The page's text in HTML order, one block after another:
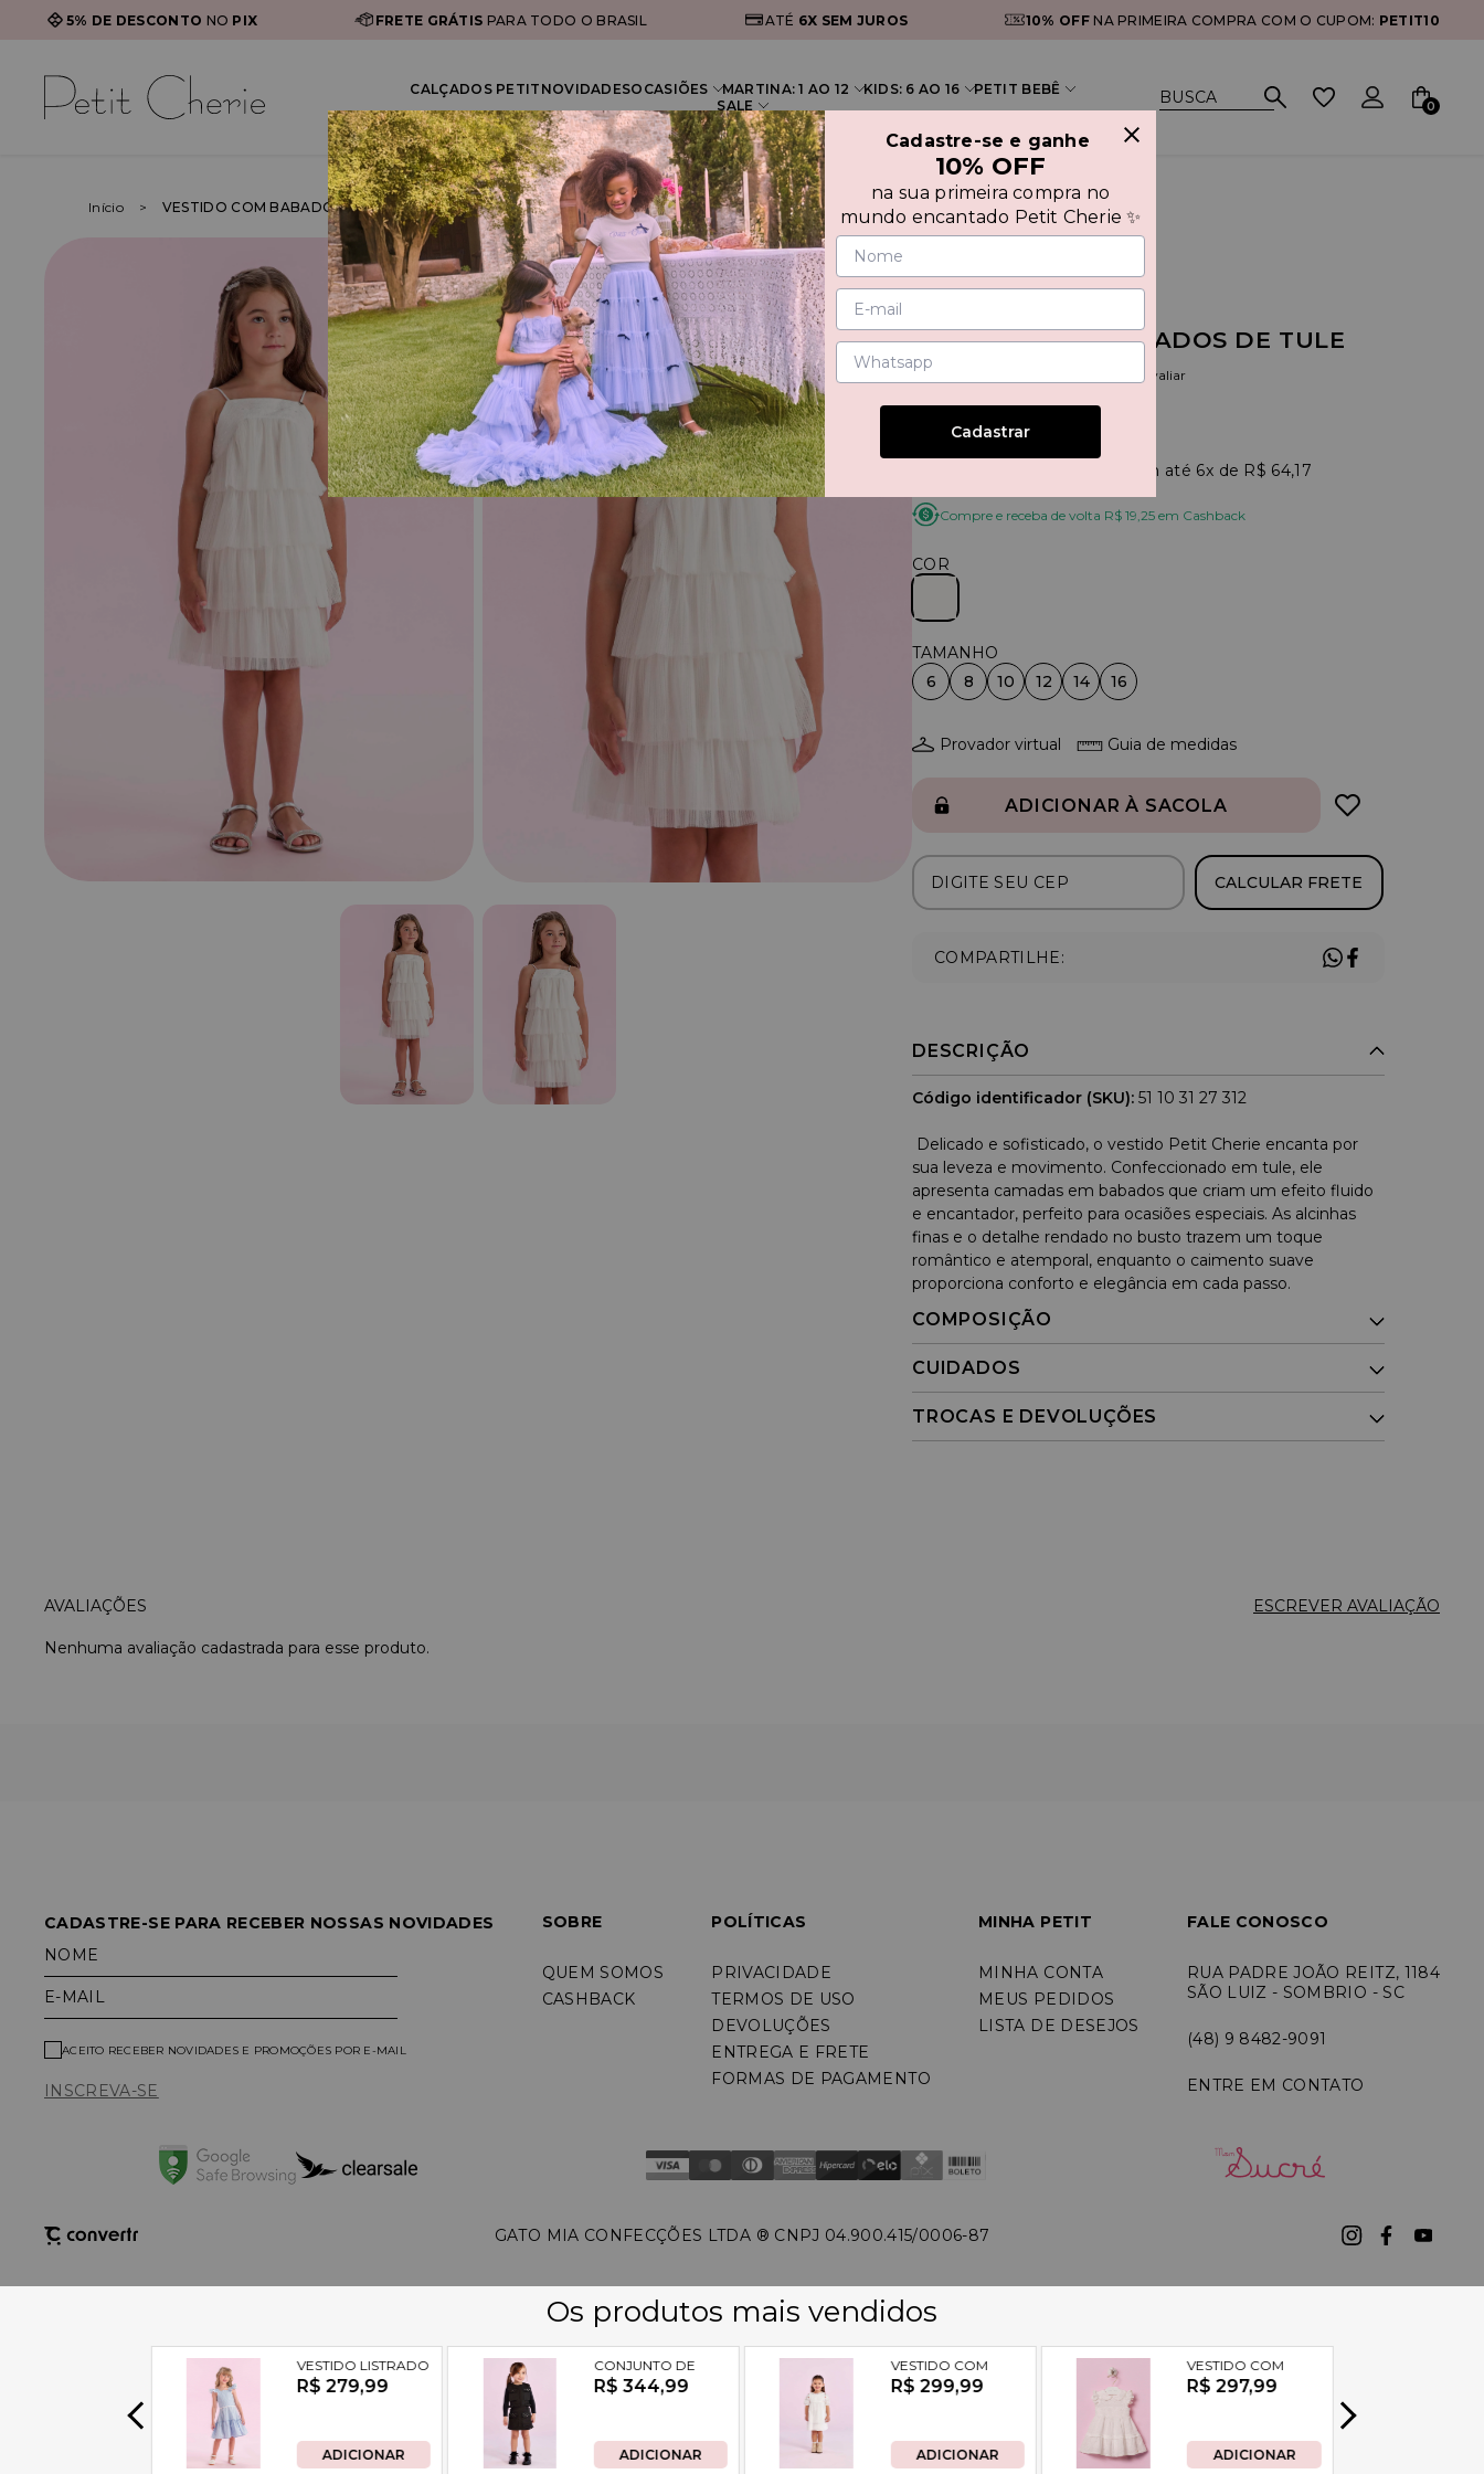
5% DE DESCONTO NO PIX FRETE GRÁTIS PARA TODO O BRASIL ATÉ 6X SEM JUROS 10% OFFNA PRIMEIRA COMPRA COM O CUPOM: PETIT10
CALÇADOS PETIT NOVIDADESOCASIÕES MARTINA: 1 AO 12 KIDS: 6 AO 16
PETIT BEBÊ
SALE
0
Início VESTIDO COM BABADOS DE TULE
VESTIDO COM BABADOS DE TULE
Seja o primeiro a avaliar
R$ 384,99 6x R$ 64,17
Compre e receba de volta R$ 19,25 em Cashback
COR
6 8 10 12 14 16
Provador virtual Guia de medidas
ADICIONAR À SACOLA
CALCULAR FRETE
COMPARTILHE:
DESCRIÇÃO
Código identificador (SKU): 51 10 31 27 312
Delicado e sofisticado, o vestido Petit Cherie encanta por
sua leveza e movimento. Confeccionado em tule, ele
apresenta camadas em babados que criam um efeito fluido
e encantador, perfeito para ocasiões especiais. As alcinhas
finas e o detalhe rendado no busto trazem um toque
romântico e atemporal, enquanto o caimento suave
proporciona conforto e elegância em cada passo.
COMPOSIÇÃO
CUIDADOS
TROCAS E DEVOLUÇÕES
ESCREVER AVALIAÇÃO
Nenhuma avaliação cadastrada para esse produto.
CADASTRE-SE PARA RECEBER NOSSAS NOVIDADES
NOME
E-MAIL
INSCREVA-SE
ACEITO RECEBER NOVIDADES E PROMOÇÕES POR E-MAIL
SOBRE
QUEM SOMOS
CASHBACK
POLÍTICAS
PRIVACIDADE
TERMOS DE USO
DEVOLUÇÕES
ENTREGA E FRETE
FORMAS DE PAGAMENTO
MINHA PETIT
MINHA CONTA
MEUS PEDIDOS
LISTA DE DESEJOS
FALE CONOSCO
RUA PADRE JOÃO REITZ, 1184
SÃO LUIZ - SOMBRIO - SC
(48) 9 8482-9091
ENTRE EM CONTATO
GATO MIA CONFECÇÕES LTDA ®️ CNPJ 04.900.415/0006-87
Cadastre-se e ganhe
10% OFF
na sua primeira compra no
mundo encantado Petit Cherie ✨
Cadastrar